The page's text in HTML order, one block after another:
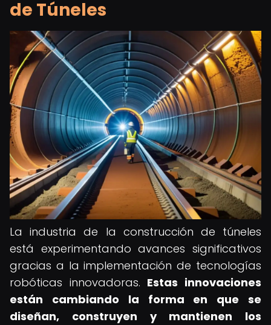
de Túneles
La industria de la construcción de túneles
está experimentando avances significativos
gracias a la implementación de tecnologías
robóticas innovadoras. Estas innovaciones
están cambiando la forma en que se
diseñan, construyen y mantienen los